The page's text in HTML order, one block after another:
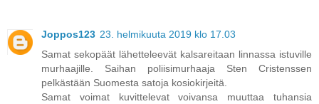
Joppos123 23. helmikuuta 2019 klo 17.03
Samat sekopäät lähetteleevät kalsareitaan linnassa istuville
murhaajille. Saihan poliisimurhaaja Sten Cristenssen
pelkästään Suomesta satoja kosiokirjeitä.
Samat voimat kuvittelevat voivansa muuttaa tuhansia